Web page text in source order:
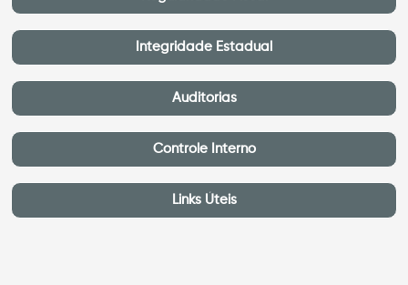
Integridade Estadual
Auditorias
Controle Interno
Links Úteis